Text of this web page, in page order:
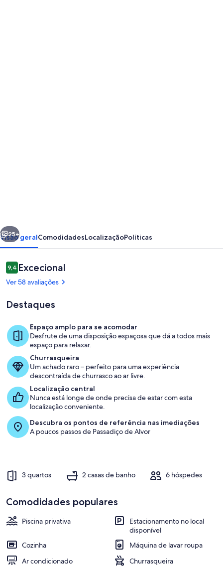
em
Alvor
Seguinte
25+
Visão geralComodidadesLocalizaçãoPolíticas
Avaliações
9,49,4 em 10
Excecional
Ver 58 avaliações
Destaques
Espaço amplo para se acomodar
Desfrute de uma disposição espaçosa que dá a todos mais
espaço para relaxar.
Churrasqueira
Um achado raro – perfeito para uma experiência
descontraída de churrasco ao ar livre.
Localização central
Nunca está longe de onde precisa de estar com esta
localização conveniente.
Descubra os pontos de referência nas imediações
A poucos passos de Passadiço de Alvor
3 quartos 2 casas de banho 6 hóspedes
Comodidades populares
Piscina privativa
Estacionamento no local
disponível
Cozinha
Máquina de lavar roupa
Ar condicionado
Churrasqueira